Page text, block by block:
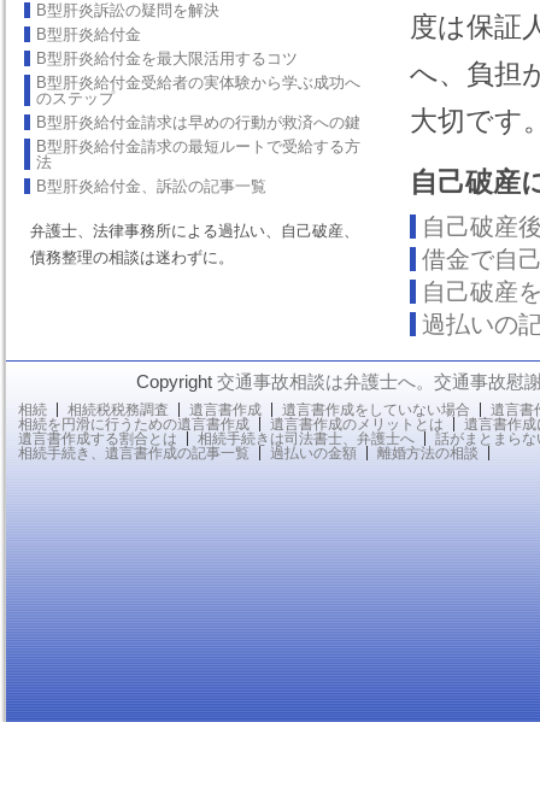
B型肝炎訴訟の疑問を解決
B型肝炎給付金
B型肝炎給付金を最大限活用するコツ
B型肝炎給付金受給者の実体験から学ぶ成功へ
のステップ
B型肝炎給付金請求は早めの行動が救済への鍵
B型肝炎給付金請求の最短ルートで受給する方
法
B型肝炎給付金、訴訟の記事一覧
弁護士、法律事務所による過払い、自己破産、
債務整理の相談は迷わずに。
度は保証
へ、負担
大切です
自己破産
自己破産
借金で自
自己破産
過払いの
Copyright 交通事故相談は弁護士へ。交通事故慰
相続 相続税税務調査 遺言書作成 遺言書作成をしていない場合
遺言書
相続を円滑に行うための遺言書作成
遺言書作成のメリットとは
遺言書作
遺言書作成する割合とは
相続手続きは司法書士、弁護士へ
話がまとまら
相続手続き、遺言書作成の記事一覧
過払いの金額 離婚方法の相談